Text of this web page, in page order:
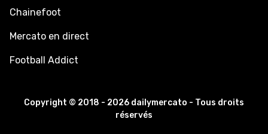
Chainefoot
Mercato en direct
Football Addict
Copyright © 2018 - 2026 dailymercato - Tous droits
réservés